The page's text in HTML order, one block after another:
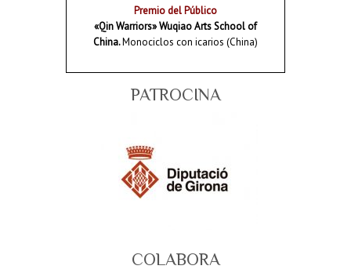
Premio del Público
«Qin Warriors» Wuqiao Arts School of
China.Monociclos con icarios (China)
PATROCINA
COLABORA